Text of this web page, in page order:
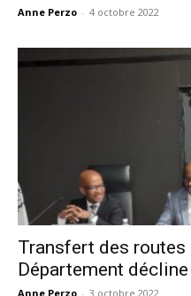
Anne Perzo - 4 octobre 2022
Transfert des routes
Département décline
Anne Perzo - 3 octobre 2022